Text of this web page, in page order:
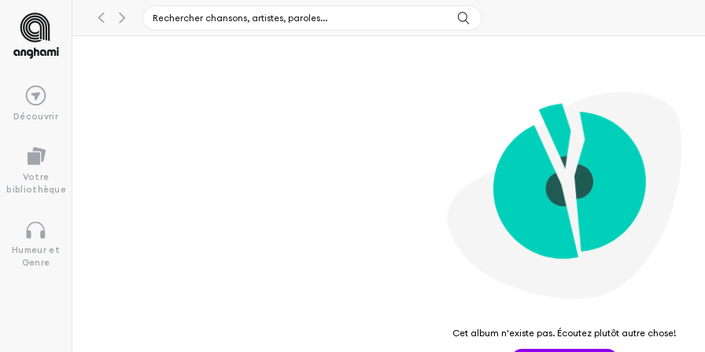
Découvrir
Votre
bibliothèque
Humeur et
Genre
Cet album n'existe pas. Écoutez plutôt autre chose!